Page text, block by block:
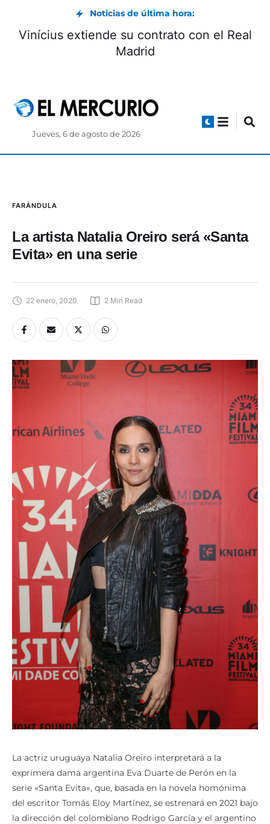
Noticias de última hora:
Vinícius extiende su contrato con el Real
Madrid
Jueves, 6 de agosto de 2026
FARÁNDULA
La artista Natalia Oreiro será «Santa
Evita» en una serie
22 enero, 2020 2 Min Read
La actriz uruguaya Natalia Oreiro interpretará a la
exprimera dama argentina Eva Duarte de Perón en la
serie «Santa Evita», que, basada en la novela homónima
del escritor Tomás Eloy Martínez, se estrenará en 2021 bajo
la dirección del colombiano Rodrigo García y el argentino